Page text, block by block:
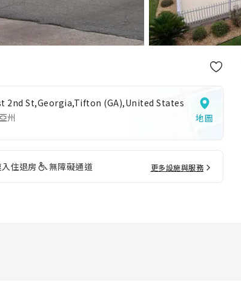
2nd St,Georgia,Tifton (GA),United States
州
地圖
住退房 無障礙通道 更多設施與服務